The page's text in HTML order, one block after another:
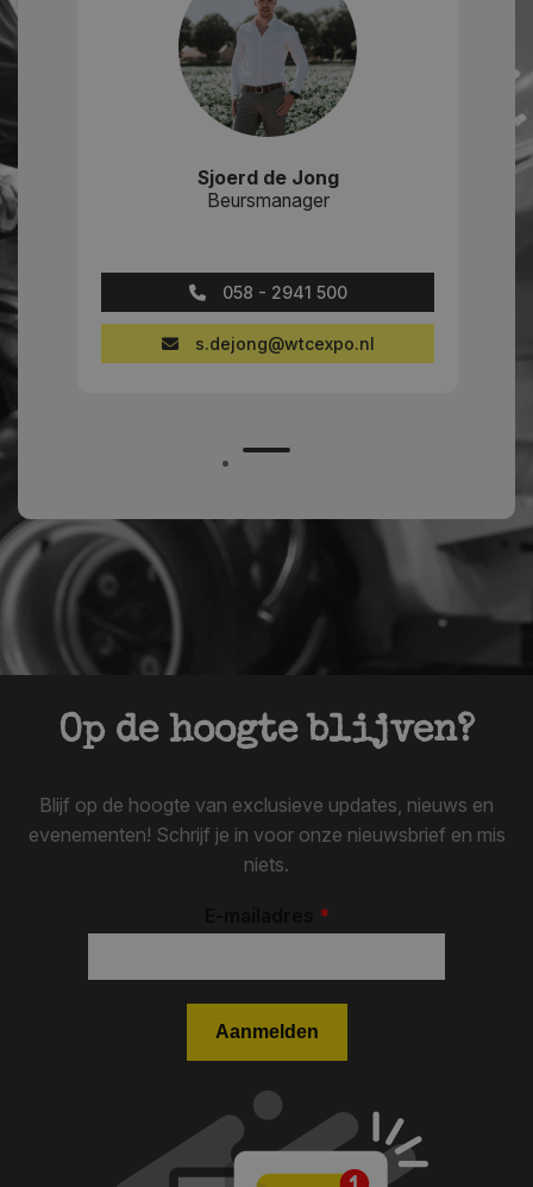
Sjoerd de Jong
Beursmanager
058 - 2941 500
s.dejong@wtcexpo.nl
Op de hoogte blijven?
Blijf op de hoogte van exclusieve updates, nieuws en
evenementen! Schrijf je in voor onze nieuwsbrief en mis
niets.
*